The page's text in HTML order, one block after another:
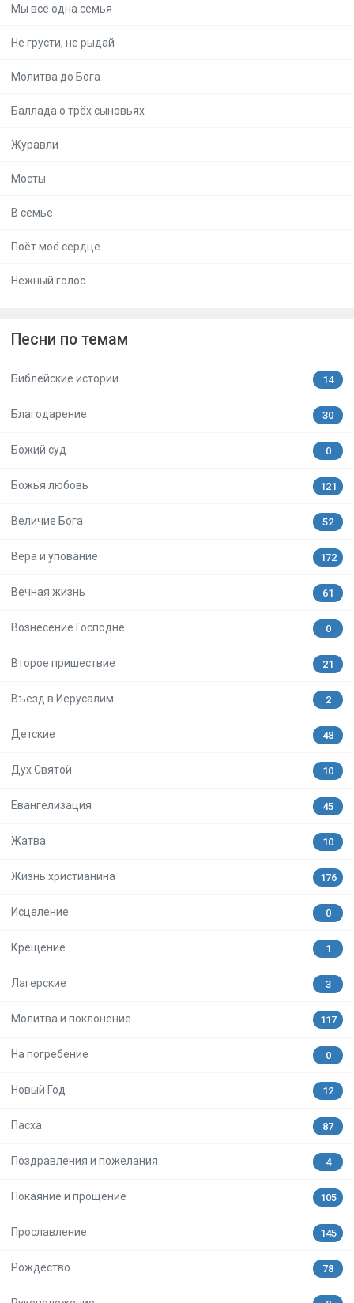
Мы все одна семья
Не грусти, не рыдай
Молитва до Бога
Баллада о трёх сыновьях
Журавли
Мосты
В семье
Поёт моё сердце
Нежный голос
Песни по темам
Библейские истории 14
Благодарение 30
Божий суд 0
Божья любовь 121
Величие Бога 52
Вера и упование 172
Вечная жизнь 61
Вознесение Господне 0
Второе пришествие 21
Въезд в Иерусалим 2
Детские 48
Дух Святой 10
Евангелизация 45
Жатва 10
Жизнь христианина 176
Исцеление 0
Крещение 1
Лагерские 3
Молитва и поклонение 117
На погребение 0
Новый Год 12
Пасха 87
Поздравления и пожелания 4
Покаяние и прощение 105
Прославление 145
Рождество 78